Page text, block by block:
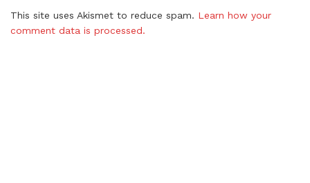
This site uses Akismet to reduce spam. Learn how your
comment data is processed.